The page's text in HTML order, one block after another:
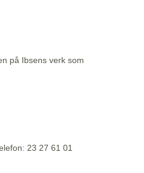
på Ibsens verk som
23 27 61 01